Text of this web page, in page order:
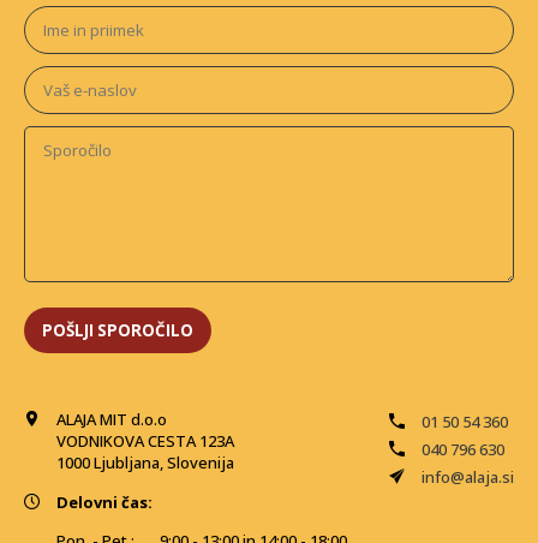
ALAJA MIT d.o.o
VODNIKOVA CESTA 123A
1000 Ljubljana, Slovenija
01 50 54 360
040 796 630
info@alaja.si
Delovni čas: